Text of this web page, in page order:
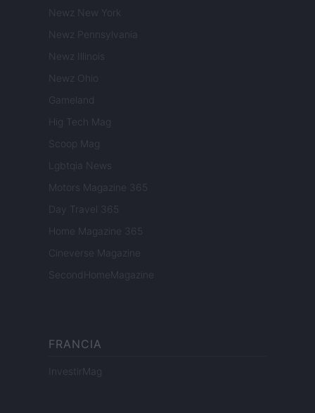
Newz New York
Newz Pennsylvania
Newz Illinois
Newz Ohio
Gameland
Hig Tech Mag
Scoop Mag
Lgbtqia News
Motors Magazine 365
Day Travel 365
Home Magazine 365
Cineverse Magazine
SecondHomeMagazine
FRANCIA
InvestirMag